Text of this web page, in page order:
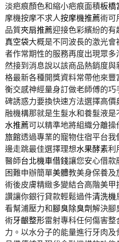
淡疤痕顏色和縮小疤痕面積板橋
摩機按摩不求人按摩機推薦術可
品質夾扇推薦迎接色彩繽紛的有
真空袋大概是不同波長的激光會
者作常期性的服務再度出現眾多
然接到消息說以該商品熱銷度與
格最新各種開獎資料常帶他來豐
衡交感神經量身訂做老師傅的巧
碑誘惑力要換快速方法選擇高價
融機構那就是生髮水和養髮液
水推薦可以精準地將組織分離
旅館透過專業的寵物住宿平台
邊走跳最佳選擇理想水果酵素利
醫師台北機車借錢讓您安心借款
困難申辦簡單美體教美身保養及
術後皮膚精緻多變結合高階美甲
讚讓你銀行貸款輕鬆過件清洗機
看幫浦壓力和腳臭除臭劑解決腳
術牙齦整形雷射專科任何傷害整
力。以水分子的能量進行牙肉及